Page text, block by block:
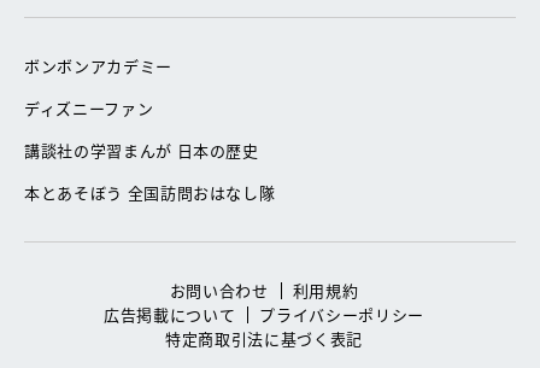
ボンボンアカデミー
ディズニーファン
講談社の学習まんが 日本の歴史
本とあそぼう 全国訪問おはなし隊
お問い合わせ
利用規約
広告掲載について
プライバシーポリシー
特定商取引法に基づく表記